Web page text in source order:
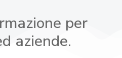
per
aziende.